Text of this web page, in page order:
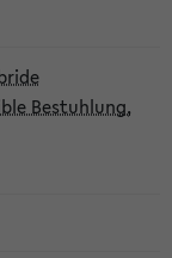
Bestuhlung,